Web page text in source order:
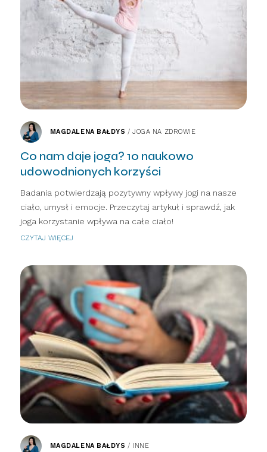
MAGDALENA BAŁDYS /JOGA NA ZDROWIE
Co nam daje joga? 10 naukowo
udowodnionych korzyści
Badania potwierdzają pozytywny wpływy jogi na nasze
ciało, umysł i emocje. Przeczytaj artykuł i sprawdź, jak
joga korzystanie wpływa na całe ciało!
CZYTAJ WIĘCEJ
MAGDALENA BAŁDYS / INNE